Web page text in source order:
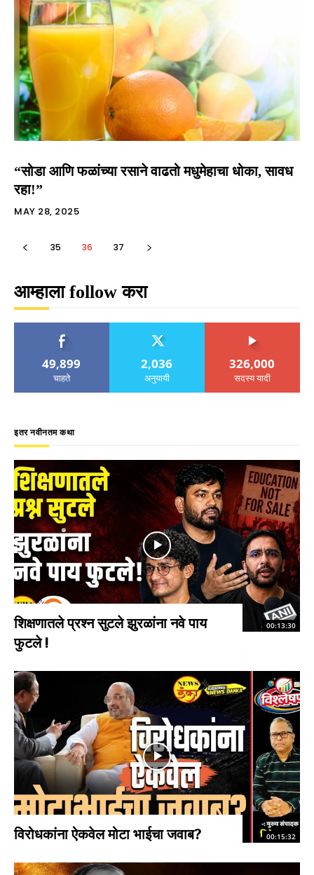
“सोडा आणि फळांच्या रसाने वाढतो मधुमेहाचा धोका, सावध
रहा!”
MAY 28, 2025
35 36 37
आम्हाला follow करा
49,899
चाहते
2,036
अनुयायी
326,000
सदस्य यादी
इतर नवीनतम कथा
00:13:30
शिक्षणातले प्रश्न सुटले झुरळांना नवे पाय
फुटले !
00:15:32
विरोधकांना ऐकवेल मोटा भाईचा जवाब?